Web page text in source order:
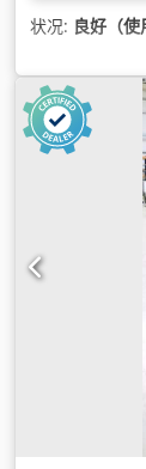
状况: 良好（使